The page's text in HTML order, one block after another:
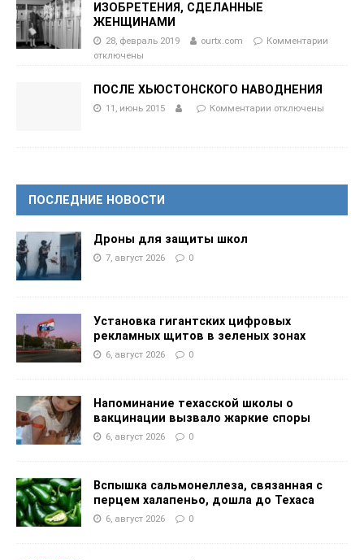
ИЗОБРЕТЕНИЯ, СДЕЛАННЫЕ
ЖЕНЩИНАМИ
28, февраль 2019 ourtx.com
Комментарии
отключены
ПОСЛЕ ХЬЮСТОНСКОГО НАВОДНЕНИЯ
11, июнь 2015 Комментарии отключены
ПОСЛЕДНИЕ НОВОСТИ
Дроны для защиты школ
7, август 2026 0
Установка гигантских цифровых
рекламных щитов в зеленых зонах
6, август 2026 0
Напоминание техасской школы о
вакцинации вызвало жаркие споры
6, август 2026 0
Вспышка сальмонеллеза, связанная с
перцем халапеньо, дошла до Техаса
6, август 2026 0